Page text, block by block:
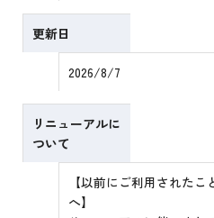
更新日
2026/8/7
リニューアルに
ついて
【以前にご利用された
へ】